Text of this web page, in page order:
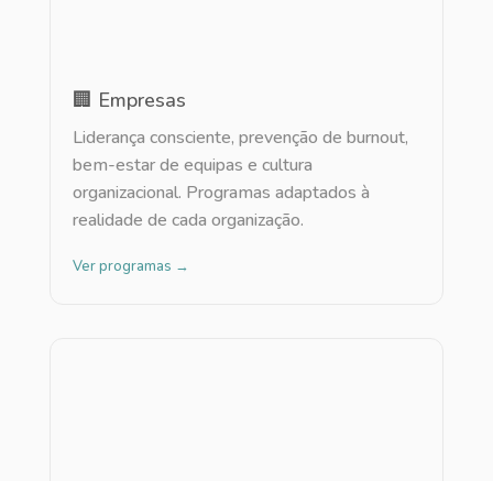
🏢 Empresas
Liderança consciente, prevenção de burnout,
bem-estar de equipas e cultura
organizacional. Programas adaptados à
realidade de cada organização.
Ver programas →